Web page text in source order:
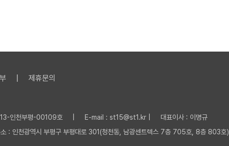
제휴문의
인천부평-00109호 | E-mail : st15@st1.kr | 대표이사 : 이명규
시 부평구 부평대로 301(청천동, 남광센트렉스 7층 705호, 8층 803호)